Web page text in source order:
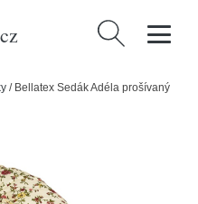
Vyhledávání
/ Bellatex Sedák Adéla prošívaný